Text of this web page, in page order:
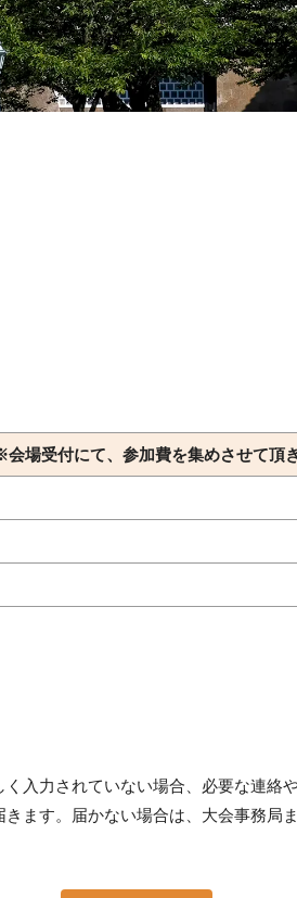
場受付にて、参加費を集めさせて頂き
入力されていない場合、必要な連絡
ます。届かない場合は、大会事務局